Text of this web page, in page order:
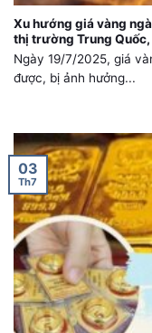
Xu hướng giá vàng
thị trường Trung
Ngày 19/7/2025, giá
được, bị ảnh hưởng...
03
Th7